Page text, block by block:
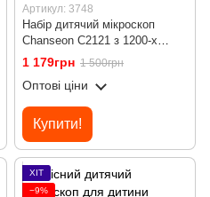
Артикул: 3748
Набір дитячий мікроскоп
Chanseon С2121 з 1200-х
зумом + біологічні зразки
1 179грн 1 500грн
Оптові ціни
Купити!
ХІТ
−9%